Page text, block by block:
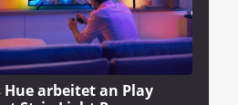
Hue arbeitet an Play